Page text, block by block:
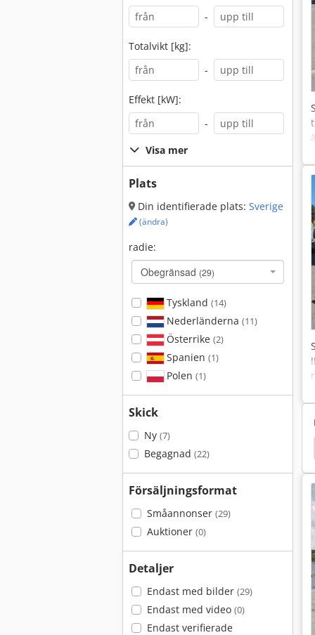
-
Totalvikt [kg]:
-
Effekt [kW]:
-
Visa mer
Plats
Din identifierade plats: Sverige
(ändra)
radie:
Obegränsad (29)
Tyskland (14)
Nederländerna (11)
Österrike (2)
Spanien (1)
Polen (1)
Skick
Ny (7)
Begagnad (22)
Försäljningsformat
Småannonser (29)
Auktioner (0)
Detaljer
Endast med bilder (29)
Endast med video (0)
Endast verifierade
Zay 7045 Fg